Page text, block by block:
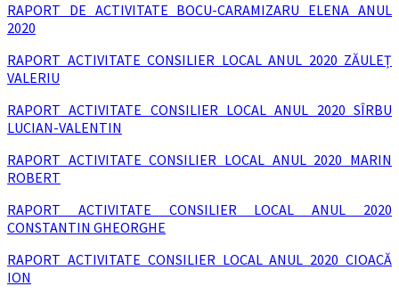
RAPORT DE ACTIVITATE BOCU-CARAMIZARU ELENA ANUL
2020
RAPORT ACTIVITATE CONSILIER LOCAL ANUL 2020 ZĂULEȚ
VALERIU
RAPORT ACTIVITATE CONSILIER LOCAL ANUL 2020 SÎRBU
LUCIAN-VALENTIN
RAPORT ACTIVITATE CONSILIER LOCAL ANUL 2020 MARIN
ROBERT
RAPORT ACTIVITATE CONSILIER LOCAL ANUL 2020
CONSTANTIN GHEORGHE
RAPORT ACTIVITATE CONSILIER LOCAL ANUL 2020 CIOACĂ
ION